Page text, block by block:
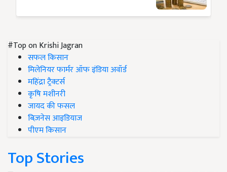
#Top on Krishi Jagran
सफल किसान
मिलेनियर फार्मर ऑफ इंडिया अवॉर्ड
महिंद्रा ट्रैक्टर्स
कृषि मशीनरी
जायद की फसल
बिज़नेस आइडियाज
पीएम किसान
Top Stories